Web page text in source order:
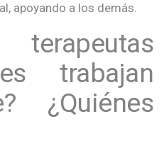
apoyando a los demás.
trabajan
¿Quiénes